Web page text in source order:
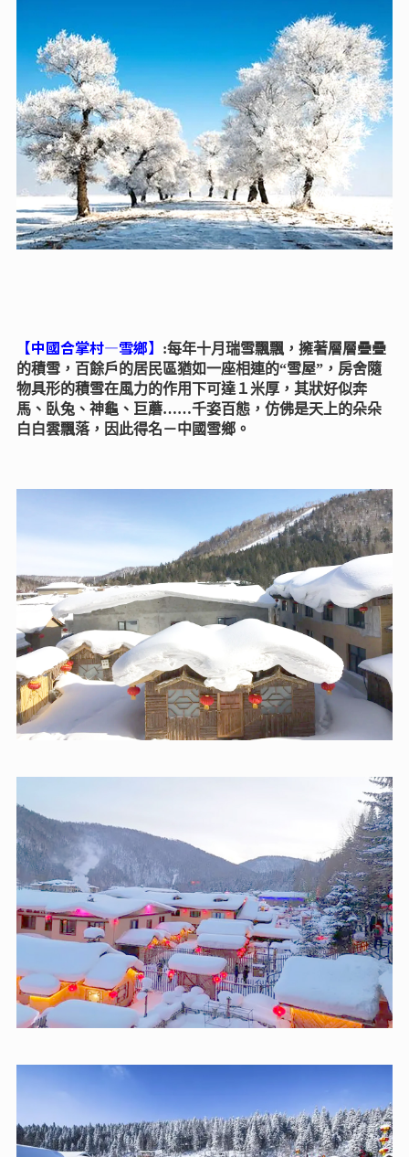
【中國合掌村—雪鄉】
:每年十月瑞雪飄飄，擁著層層疊疊
的積雪，百餘戶的居民區猶如一座相連的“雪屋”，房舍隨
物具形的積雪在風力的作用下可達１米厚，其狀好似奔
馬、臥兔、神龜、巨蘑……千姿百態，仿佛是天上的朵朵
白白雲飄落，因此得名－中國雪鄉。